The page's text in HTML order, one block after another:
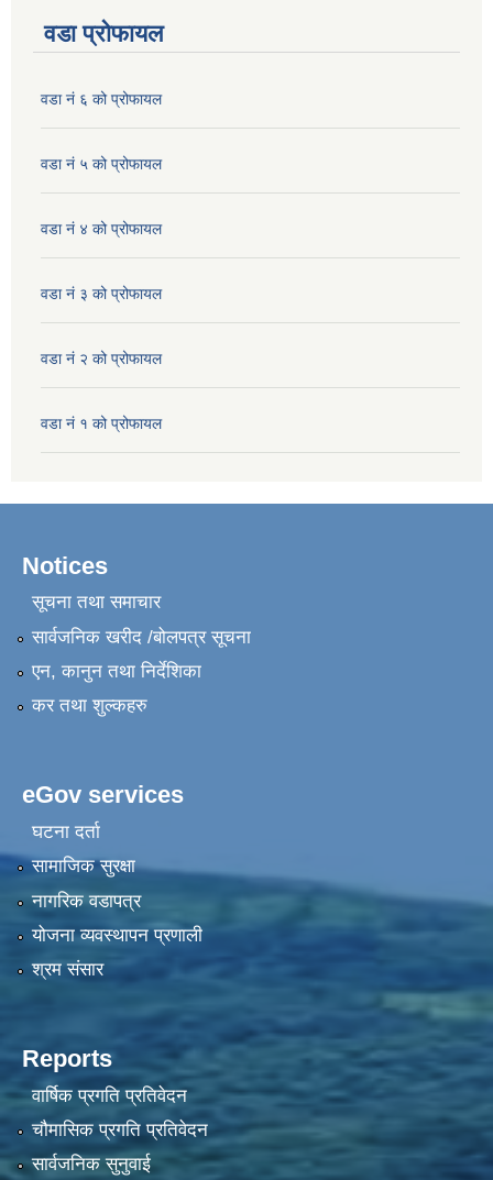
वडा प्रोफायल
वडा नं ६ को प्रोफायल
वडा नं ५ को प्रोफायल
वडा नं ४ को प्रोफायल
वडा नं ३ को प्रोफायल
वडा नं २ को प्रोफायल
वडा नं १ को प्रोफायल
Notices
सूचना तथा समाचार
सार्वजनिक खरीद /बोलपत्र सूचना
एन, कानुन तथा निर्देशिका
कर तथा शुल्कहरु
eGov services
घटना दर्ता
सामाजिक सुरक्षा
नागरिक वडापत्र
योजना व्यवस्थापन प्रणाली
श्रम संसार
Reports
वार्षिक प्रगति प्रतिवेदन
चौमासिक प्रगति प्रतिवेदन
सार्वजनिक सुनुवाई